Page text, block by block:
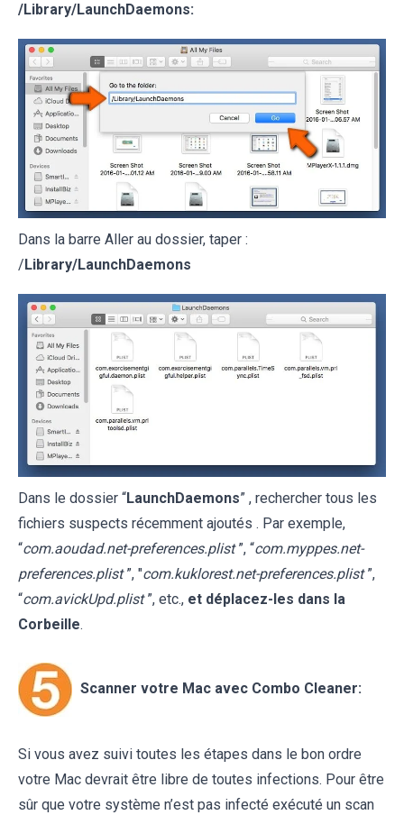
/Library/LaunchDaemons:
Dans la barre Aller au dossier, taper :
/Library/LaunchDaemons
Dans le dossier “LaunchDaemons” , rechercher tous les
fichiers suspects récemment ajoutés . Par exemple,
“com.aoudad.net-preferences.plist ”, “com.myppes.net-
preferences.plist ”, "com.kuklorest.net-preferences.plist ”,
“com.avickUpd.plist ”, etc., et déplacez-les dans la
Corbeille.
Scanner votre Mac avec Combo Cleaner:
Si vous avez suivi toutes les étapes dans le bon ordre
votre Mac devrait être libre de toutes infections. Pour être
sûr que votre système n’est pas infecté exécuté un scan